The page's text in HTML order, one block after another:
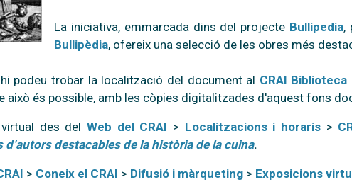
La iniciativa, emmarcada dins del projecte Bullipedia,
Bullipèdia, ofereix una selecció de les obres més
podeu trobar la localització del document al CRAI
això és possible, amb les còpies digitalitzades d'aquest fons
des del Web del CRAI > Localitzacions i horaris>
d’autors destacables de la història de la cuina.
> Coneix el CRAI > Difusió i màrqueting > Exposicions